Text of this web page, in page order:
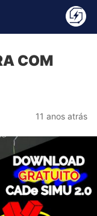
COM
11 anos atrás